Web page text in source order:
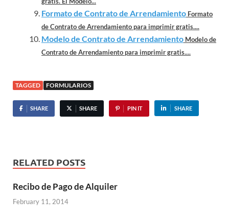
Formato de Contrato de Arrendamiento Formato
de Contrato de Arrendamiento para imprimir gratis....
Modelo de Contrato de Arrendamiento Modelo de
Contrato de Arrendamiento para imprimir gratis....
TAGGED FORMULARIOS
SHARE SHARE PIN IT SHARE
RELATED POSTS
Recibo de Pago de Alquiler
February 11, 2014